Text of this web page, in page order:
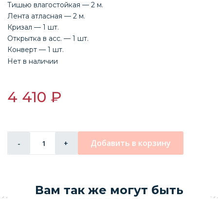
Тишью влагостойкая — 2 м.
Лента атласная — 2 м.
Кризал — 1 шт.
Открытка в асс. — 1 шт.
Конверт — 1 шт.
Нет в наличии
4 410 ₽
- + Добавить в корзину
Вам так же могут быть